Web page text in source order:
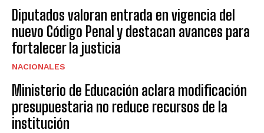
Diputados valoran entrada en vigencia del
nuevo Código Penal y destacan avances para
fortalecer la justicia
NACIONALES
Ministerio de Educación aclara modificación
presupuestaria no reduce recursos de la
institución